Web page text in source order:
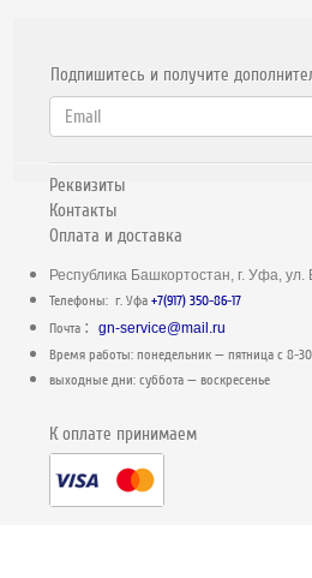
Подпишитесь и получите
Реквизиты
Контакты
Оплата и доставка
Республика Башкортостан, г. Уфа, ул.
Телефоны: г. Уфа+7(917) 350-86-17
Почта :gn-service@mail.ru
Время работы: понедельник — пятница c 8-
выходные дни: суббота — воскресенье
К оплате принимаем